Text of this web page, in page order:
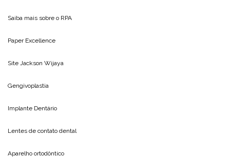
Saiba mais sobre o RPA
Paper Excellence
Site Jackson Wijaya
Gengivoplastia
Implante Dentário
Lentes de contato dental
Aparelho ortodôntico